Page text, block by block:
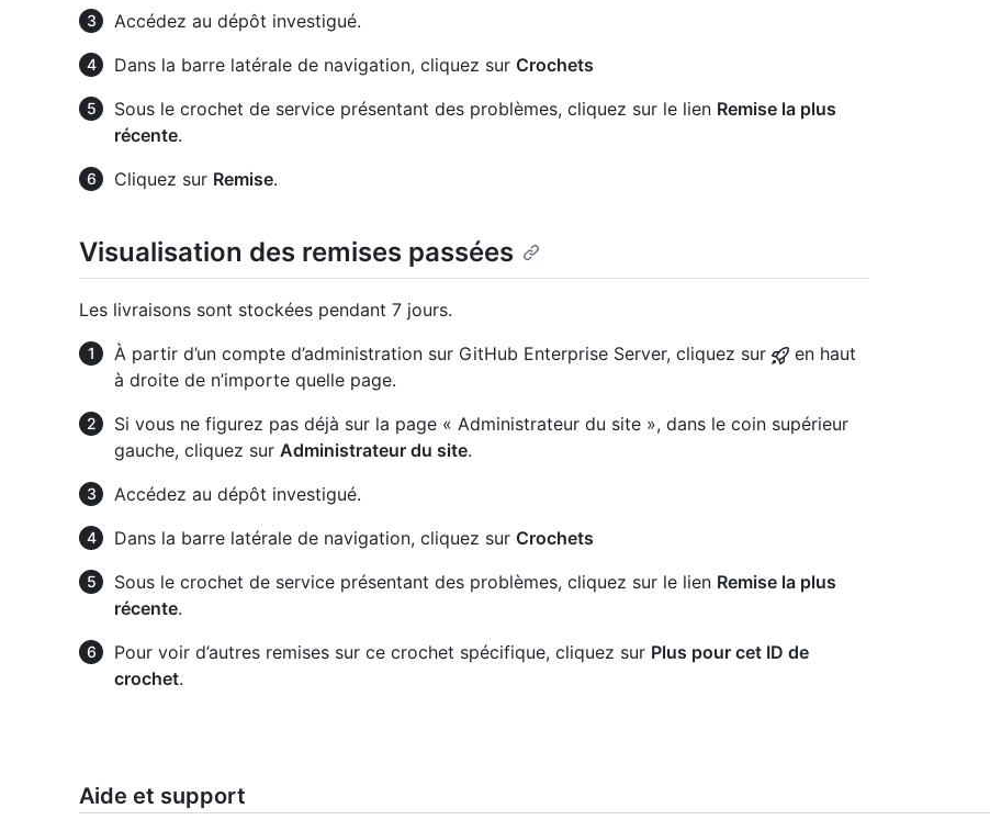
Accédez au dépôt investigué.
Dans la barre latérale de navigation, cliquez sur Crochets
Sous le crochet de service présentant des problèmes, cliquez sur le lien Remise la plus
récente.
Cliquez sur Remise.
Visualisation des remises passées
Les livraisons sont stockées pendant 7 jours.
À partir d’un compte d’administration sur GitHub Enterprise Server, cliquez sur
en haut
à droite de n’importe quelle page.
Si vous ne figurez pas déjà sur la page « Administrateur du site », dans le coin supérieur
gauche, cliquez sur Administrateur du site.
Accédez au dépôt investigué.
Dans la barre latérale de navigation, cliquez sur Crochets
Sous le crochet de service présentant des problèmes, cliquez sur le lien Remise la plus
récente.
Pour voir d’autres remises sur ce crochet spécifique, cliquez sur Plus pour cet ID de
crochet.
Aide et support